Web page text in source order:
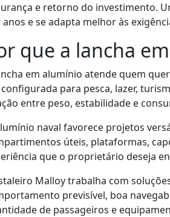
e retorno do investimento.
e se adapta melhor às
que a lancha
em alumínio atende quem
para pesca, lazer,
entre peso, estabilidade e
naval favorece projetos
úteis, plataformas,
que o proprietário deseja
Malloy trabalha com
previsível, boa
de passageiros e